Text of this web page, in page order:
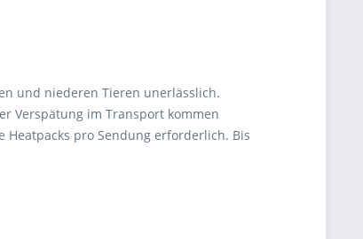
und niederen Tieren unerlässlich.
Verspätung im Transport kommen
pro Sendung erforderlich. Bis